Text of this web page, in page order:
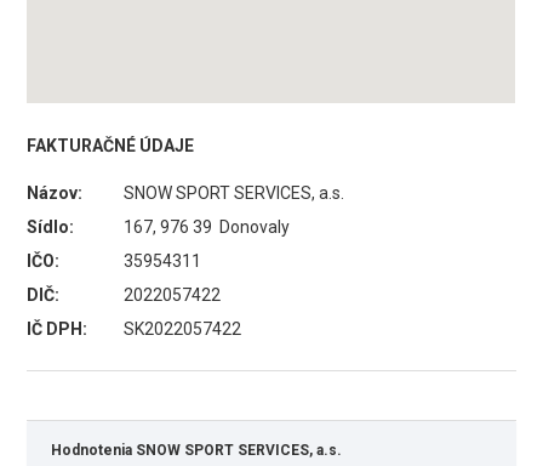
FAKTURAČNÉ ÚDAJE
Názov:
SNOW SPORT SERVICES, a.s.
Sídlo:
167, 976 39 Donovaly
IČO:
35954311
DIČ:
2022057422
IČ DPH:
SK2022057422
Hodnotenia SNOW SPORT SERVICES, a.s.